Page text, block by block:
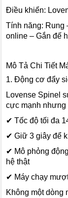
Điều khiển:
Tính năng: Rung
online – Gắn đế
Mô Tả Chi Tiết
1. Động cơ đẩy
Lovense Spinel
cực mạnh nhưng
✔ Tốc độ tối đa
✔ Giữ 3 giây để
✔ Mô phỏng
hệ thật
✔ Máy chạy
Không một dòng